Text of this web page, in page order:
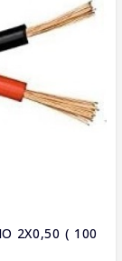
2X0,50 ( 100